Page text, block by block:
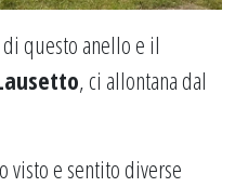
di questo anello e il
, ci allontana dal
visto e sentito diverse